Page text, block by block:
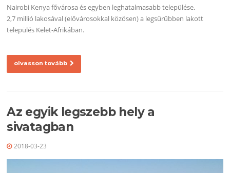
Nairobi Kenya fővárosa és egyben leghatalmasabb települése.
2,7 millió lakosával (elővárosokkal közösen) a legsűrűbben lakott
település Kelet-Afrikában.
olvasson tovább
Az egyik legszebb hely a
sivatagban
2018-03-23